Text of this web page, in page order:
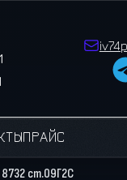
ПРАЙС
ст.09Г2С